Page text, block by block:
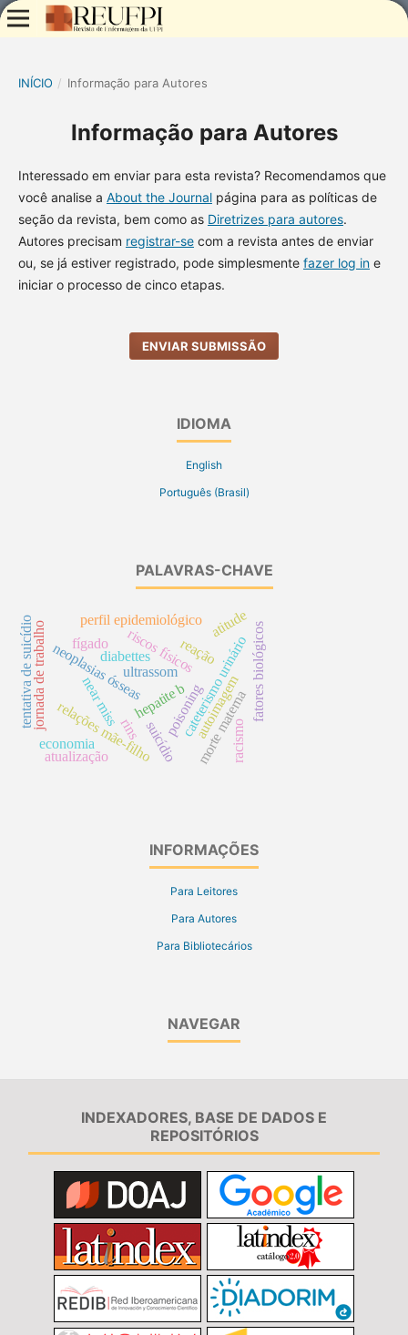
INÍCIO / Informação para Autores
Informação para Autores
Interessado em enviar para esta revista? Recomendamos que
você analise a About the Journalpágina para as políticas de
seção da revista, bem como as Diretrizes para autores.
Autores precisam registrar-secom a revista antes de enviar
ou, se já estiver registrado, pode simplesmente fazer log ine
iniciar o processo de cinco etapas.
ENVIAR SUBMISSÃO
IDIOMA
English
Português (Brasil)
PALAVRAS-CHAVE
hepatite b
neoplasias ósseas
poisoning
ultrassomcateterismo urinário
near miss
jornada de trabalho
relações mãe-filho
riscos físicos
autoimagemfatores biológicos
morte materna
perfil epidemiológico
economia suicídio
tentativa de suicídio reação
diabettes
fígado
rins racismo
atualização
atitude
INFORMAÇÕES
Para Leitores
Para Autores
Para Bibliotecários
NAVEGAR
INDEXADORES, BASE DE DADOS E
REPOSITÓRIOS